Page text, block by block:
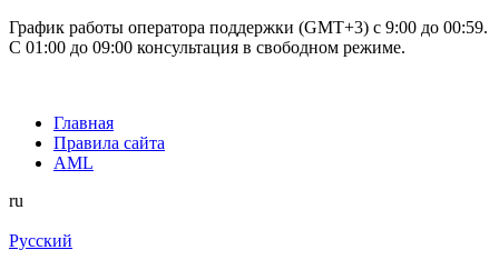
График работы оператора поддержки (GMT+3) c 9:00 до 00:59.
С 01:00 до 09:00 консультация в свободном режиме.
Главная
Правила сайта
AML
ru
Русский